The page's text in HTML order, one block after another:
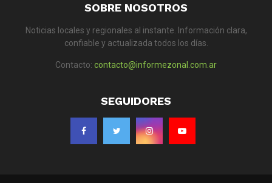
SOBRE NOSOTROS
Noticias locales y regionales al instante. Información clara,
confiable y actualizada todos los días.
Contacto: contacto@informezonal.com.ar
SEGUIDORES